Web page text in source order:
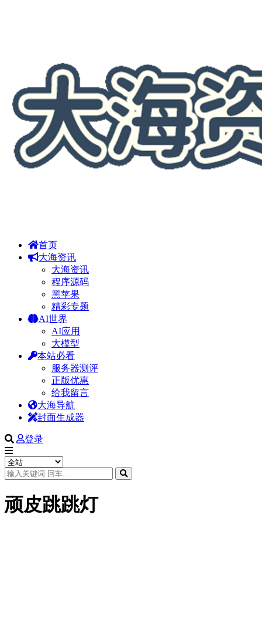
首页
大海资讯
大海资讯
程序源码
黑苹果
精彩专题
AI世界
AI应用
大模型
本站必看
服务器测评
正版优惠
给我留言
大海导航
封面生成器
登录
顽皮跳跳灯